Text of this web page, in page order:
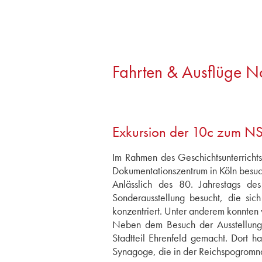
Fahrten & Ausflüge
Exkursion der 10c zum
Im Rahmen des
Dokumentationszentrum in Köln
Anlässlich des 80. Jahrestags
Sonderausstellung besucht, die
konzentriert. Unter anderem
Neben dem Besuch der
Stadtteil Ehrenfeld gemacht. Dort
Synagoge, die in der